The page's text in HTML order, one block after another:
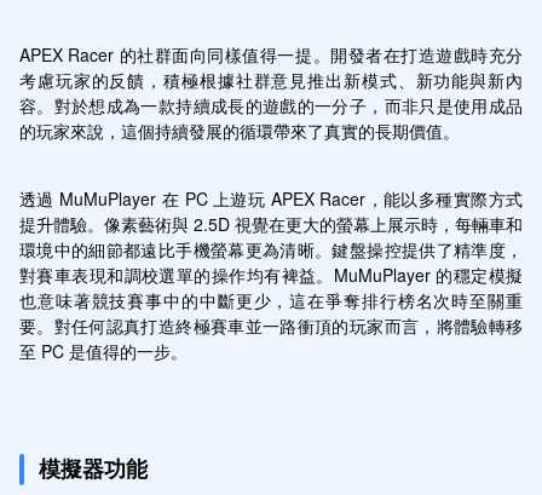
APEX Racer 的社群面向同樣值得一提。開發者在打造遊戲時充分
考慮玩家的反饋，積極根據社群意見推出新模式、新功能與新內
容。對於想成為一款持續成長的遊戲的一分子，而非只是使用成品
的玩家來說，這個持續發展的循環帶來了真實的長期價值。
透過 MuMuPlayer 在 PC 上遊玩 APEX Racer，能以多種實際方式
提升體驗。像素藝術與 2.5D 視覺在更大的螢幕上展示時，每輛車和
環境中的細節都遠比手機螢幕更為清晰。鍵盤操控提供了精準度，
對賽車表現和調校選單的操作均有裨益。MuMuPlayer 的穩定模擬
也意味著競技賽事中的中斷更少，這在爭奪排行榜名次時至關重
要。對任何認真打造終極賽車並一路衝頂的玩家而言，將體驗轉移
至 PC 是值得的一步。
模擬器功能